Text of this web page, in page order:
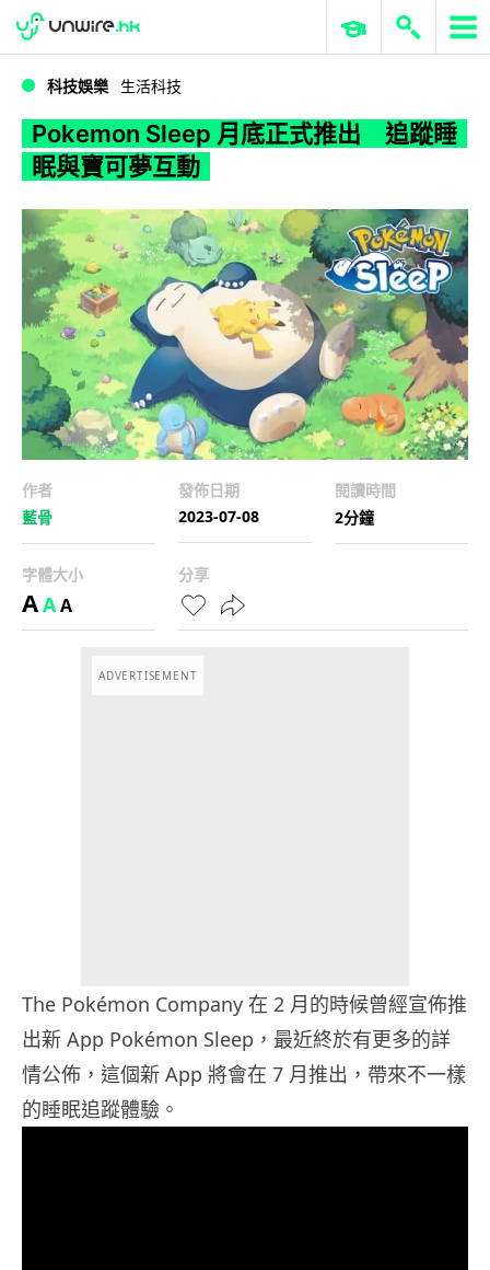
WWDC 2026 ERP 與商業 AI
科技娛樂 生活科技
Pokemon Sleep 月底正式推出 追蹤睡
眠與寶可夢互動
作者
藍骨
發佈日期
2023-07-08
閱讀時間
2分鐘
字體大小
AAA
分享
ADVERTISEMENT
The Pokémon Company 在 2 月的時候曾經宣佈推
出新 App Pokémon Sleep，最近終於有更多的詳
情公佈，這個新 App 將會在 7 月推出，帶來不一樣
的睡眠追蹤體驗。